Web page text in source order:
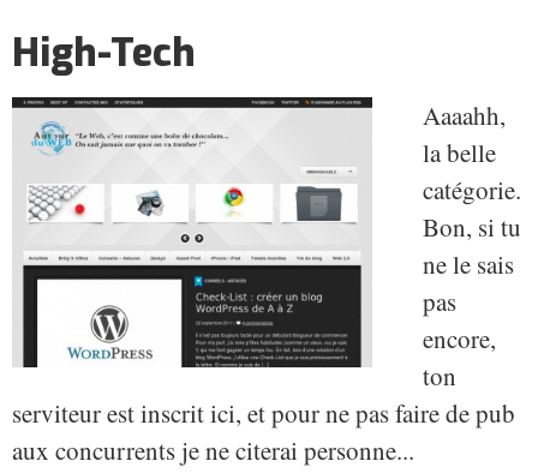
High-Tech
Aaaahh,
la belle
catégorie.
Bon, si tu
ne le sais
pas
encore,
ton
serviteur est inscrit ici, et pour ne pas faire de pub
aux concurrents je ne citerai personne...